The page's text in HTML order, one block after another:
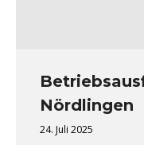
Nördlingen
24. Juli 2025